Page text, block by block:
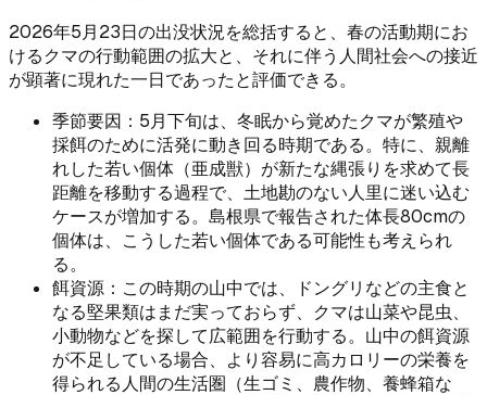
2026年5月23日の出没状況を総括すると、春の活動期にお
けるクマの行動範囲の拡大と、それに伴う人間社会への接近
が顕著に現れた一日であったと評価できる。
季節要因：5月下旬は、冬眠から覚めたクマが繁殖や
採餌のために活発に動き回る時期である。特に、親離
れした若い個体（亜成獣）が新たな縄張りを求めて長
距離を移動する過程で、土地勘のない人里に迷い込む
ケースが増加する。島根県で報告された体長80cmの
個体は、こうした若い個体である可能性も考えられ
る。
餌資源：この時期の山中では、ドングリなどの主食と
なる堅果類はまだ実っておらず、クマは山菜や昆虫、
小動物などを探して広範囲を行動する。山中の餌資源
が不足している場合、より容易に高カロリーの栄養を
得られる人間の生活圏（生ゴミ、農作物、養蜂箱な